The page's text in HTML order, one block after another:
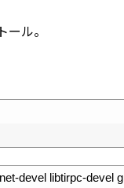
ル。
devel libtirpc-